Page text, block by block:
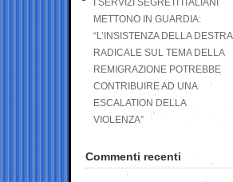
I SERVIZI SEGRETI ITALIANI
METTONO IN GUARDIA:
“L’INSISTENZA DELLA DESTRA
RADICALE SUL TEMA DELLA
REMIGRAZIONE POTREBBE
CONTRIBUIRE AD UNA
ESCALATION DELLA
VIOLENZA”
Commenti recenti